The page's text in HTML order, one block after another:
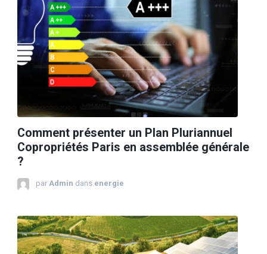
Comment présenter un Plan Pluriannuel
Copropriétés Paris en assemblée générale
?
par Admin dans energie